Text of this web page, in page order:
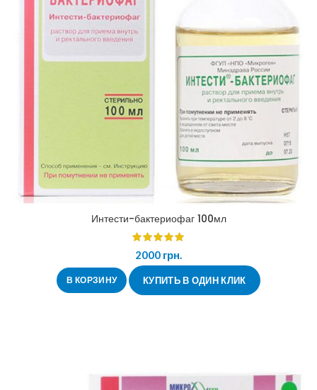
Интести-бактериофаг 100мл
2000 грн.
В КОРЗИНУ КУПИТЬ В ОДИН КЛИК